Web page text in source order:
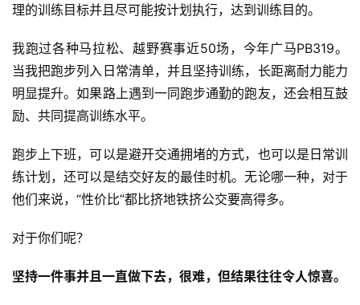
理的训练目标并且尽可能按计划执行，达到训练目的。
我跑过各种马拉松、越野赛事近50场，今年广马PB319。
当我把跑步列入日常清单，并且坚持训练，长距离耐力能力
明显提升。如果路上遇到一同跑步通勤的跑友，还会相互鼓
励、共同提高训练水平。
跑步上下班，可以是避开交通拥堵的方式，也可以是日常训
练计划，还可以是结交好友的最佳时机。无论哪一种，对于
他们来说，“性价比”都比挤地铁挤公交要高得多。
对于你们呢？
坚持一件事并且一直做下去，很难，但结果往往令人惊喜。